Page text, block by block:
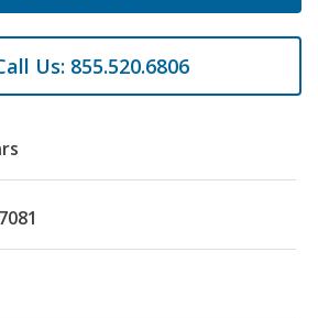
Us: 855.520.6806